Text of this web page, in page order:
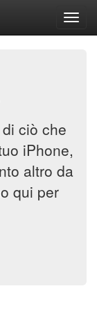
ciò che
iPhone,
altro da
qui per